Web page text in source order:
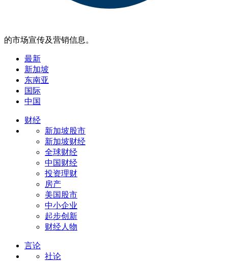
的市场宣传及营销信息。
最新
新加坡
东南亚
国际
中国
财经
新加坡股市
新加坡财经
全球财经
中国财经
投资理财
房产
美国股市
中小企业
起步创新
财经人物
言论
社论